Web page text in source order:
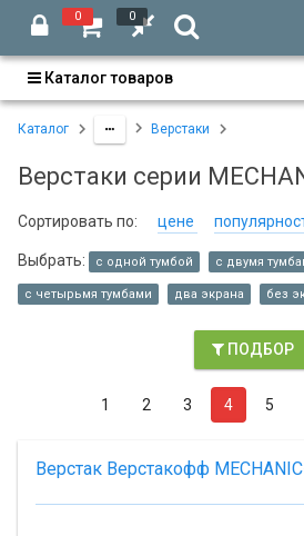
0 0
Каталог товаров
Каталог Верстаки
Верстаки серии
Сортировать по: цене
Выбрать: с одной тумбой с двумя
с четырьмя тумбами два экрана без
ПОДБОР
1 2 3 4 5
Верстак Верстакофф